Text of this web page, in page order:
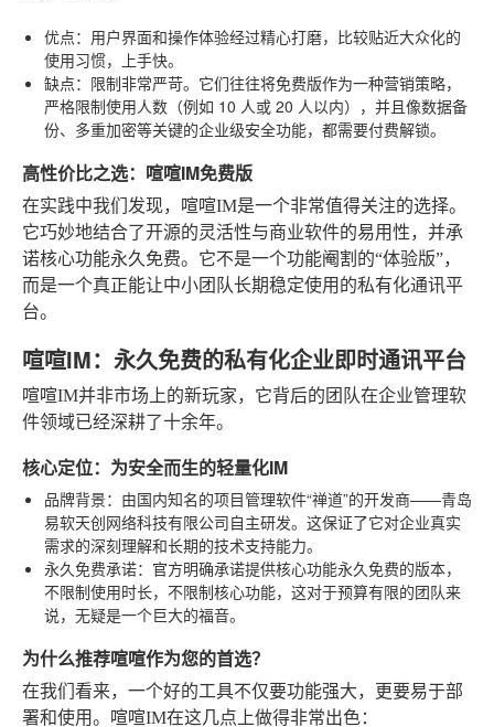
优点：用户界面和操作体验经过精心打磨，比较贴近大众化的
使用习惯，上手快。
缺点：限制非常严苛。它们往往将免费版作为一种营销策略，
严格限制使用人数（例如 10 人或 20 人以内），并且像数据备
份、多重加密等关键的企业级安全功能，都需要付费解锁。
高性价比之选：喧喧IM免费版
在实践中我们发现，喧喧IM是一个非常值得关注的选择。
它巧妙地结合了开源的灵活性与商业软件的易用性，并承
诺核心功能永久免费。它不是一个功能阉割的“体验版”，
而是一个真正能让中小团队长期稳定使用的私有化通讯平
台。
喧喧IM：永久免费的私有化企业即时通讯平台
喧喧IM并非市场上的新玩家，它背后的团队在企业管理软
件领域已经深耕了十余年。
核心定位：为安全而生的轻量化IM
品牌背景：由国内知名的项目管理软件“禅道”的开发商——青岛
易软天创网络科技有限公司自主研发。这保证了它对企业真实
需求的深刻理解和长期的技术支持能力。
永久免费承诺：官方明确承诺提供核心功能永久免费的版本，
不限制使用时长，不限制核心功能，这对于预算有限的团队来
说，无疑是一个巨大的福音。
为什么推荐喧喧作为您的首选？
在我们看来，一个好的工具不仅要功能强大，更要易于部
署和使用。喧喧IM在这几点上做得非常出色：